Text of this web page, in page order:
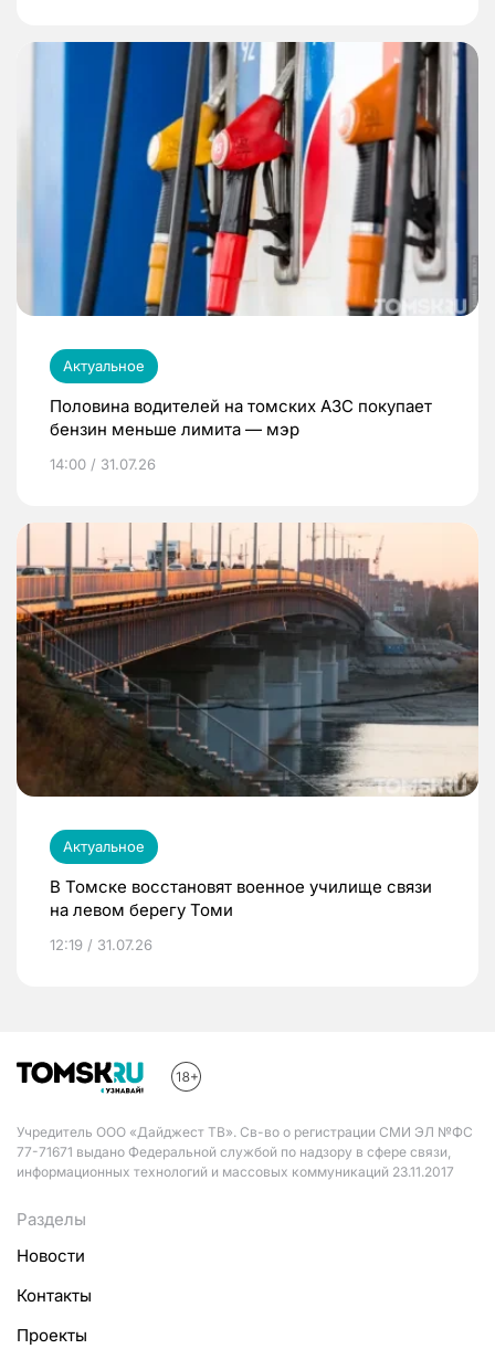
Актуальное
Половина водителей на томских АЗС покупает
бензин меньше лимита — мэр
14:00 / 31.07.26
Актуальное
В Томске восстановят военное училище связи
на левом берегу Томи
12:19 / 31.07.26
Учредитель ООО «Дайджест ТВ». Св-во о регистрации СМИ ЭЛ №ФС
77-71671 выдано Федеральной службой по надзору в сфере связи,
информационных технологий и массовых коммуникаций 23.11.2017
Разделы
Новости
Контакты
Проекты